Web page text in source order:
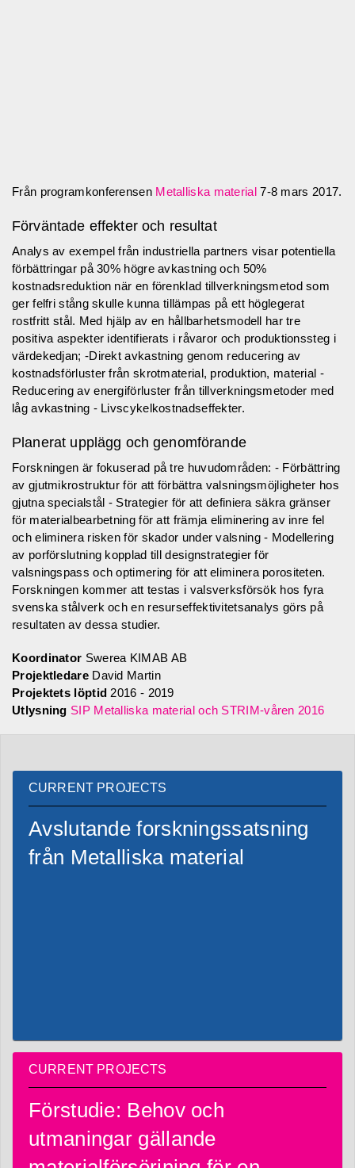
Från programkonferensen Metalliska material7-8 mars 2017.
Förväntade effekter och resultat
Analys av exempel från industriella partners visar potentiella
förbättringar på 30% högre avkastning och 50%
kostnadsreduktion när en förenklad tillverkningsmetod som
ger felfri stång skulle kunna tillämpas på ett höglegerat
rostfritt stål. Med hjälp av en hållbarhetsmodell har tre
positiva aspekter identifierats i råvaror och produktionssteg i
värdekedjan; -Direkt avkastning genom reducering av
kostnadsförluster från skrotmaterial, produktion, material -
Reducering av energiförluster från tillverkningsmetoder med
låg avkastning - Livscykelkostnadseffekter.
Planerat upplägg och genomförande
Forskningen är fokuserad på tre huvudområden: - Förbättring
av gjutmikrostruktur för att förbättra valsningsmöjligheter hos
gjutna specialstål - Strategier för att definiera säkra gränser
för materialbearbetning för att främja eliminering av inre fel
och eliminera risken för skador under valsning - Modellering
av porförslutning kopplad till designstrategier för
valsningspass och optimering för att eliminera porositeten.
Forskningen kommer att testas i valsverksförsök hos fyra
svenska stålverk och en resurseffektivitetsanalys görs på
resultaten av dessa studier.
Koordinator Swerea KIMAB AB
ProjektledareDavid Martin
Projektets löptid 2016 - 2019
Utlysning SIP Metalliska material och STRIM-våren 2016
CURRENT PROJECTS
Avslutande forskningssatsning
från Metalliska material
CURRENT PROJECTS
Förstudie: Behov och
utmaningar gällande